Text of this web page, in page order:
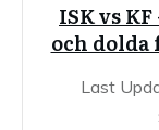
ISK vs
och
Last